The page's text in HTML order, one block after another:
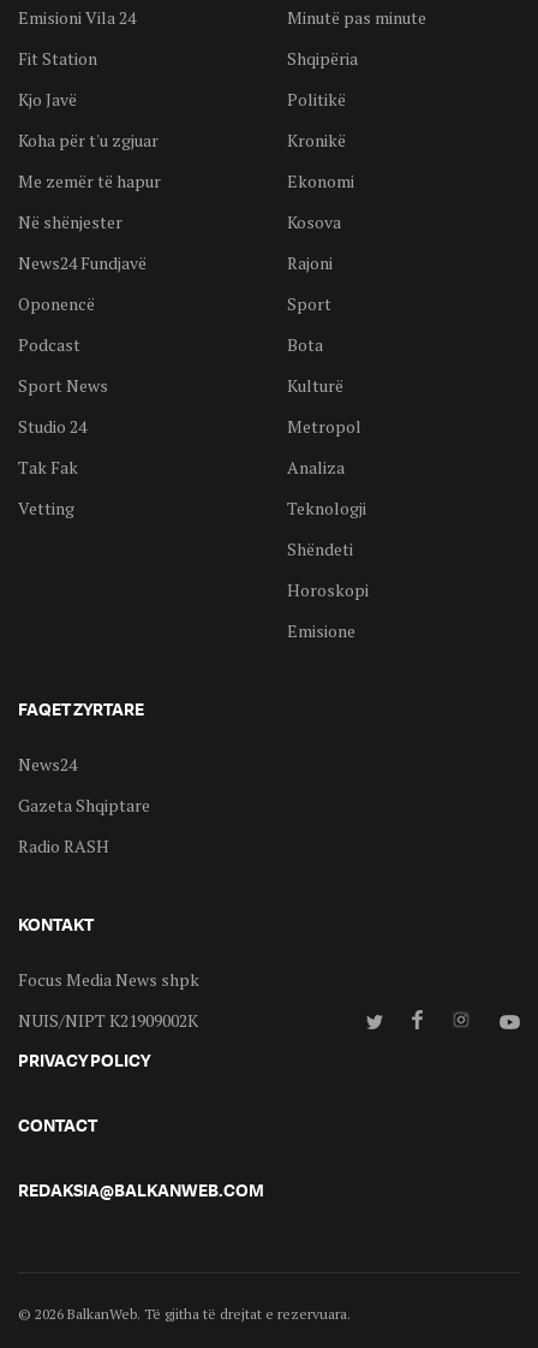
Emisioni Vila 24
Fit Station
Kjo Javë
Koha për t'u zgjuar
Me zemër të hapur
Në shënjester
News24 Fundjavë
Oponencë
Podcast
Sport News
Studio 24
Tak Fak
Vetting
Minutë pas minute
Shqipëria
Politikë
Kronikë
Ekonomi
Kosova
Rajoni
Sport
Bota
Kulturë
Metropol
Analiza
Teknologji
Shëndeti
Horoskopi
Emisione
FAQET ZYRTARE
News24
Gazeta Shqiptare
Radio RASH
KONTAKT
Focus Media News shpk
NUIS/NIPT K21909002K
PRIVACY POLICY
CONTACT
REDAKSIA@BALKANWEB.COM
© 2026 BalkanWeb. Të gjitha të drejtat e rezervuara.